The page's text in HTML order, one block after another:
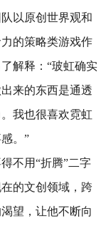
以原创世界观和
的策略类游戏作
解释：“玻虹确实
来的东西是通透
我也很喜欢霓虹
。”
不用“折腾”二字
的文创领域，跨
望，让他不断向